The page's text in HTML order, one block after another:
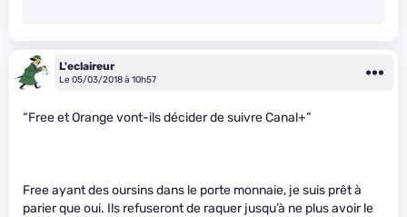
L'eclaireur
Le 05/03/2018 à 10h57
“Free et Orange vont-ils décider de suivre Canal+”
Free ayant des oursins dans le porte monnaie, je suis prêt à
parier que oui. Ils refuseront de raquer jusqu’à ne plus avoir le